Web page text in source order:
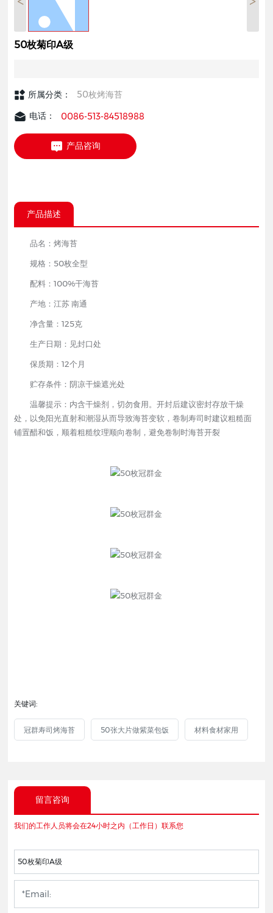
50枚菊印A级
所属分类：
50枚烤海苔
电话：
0086-513-84518988
产品咨询
产品描述
品名：烤海苔
规格：50枚全型
配料：100%干海苔
产地：江苏 南通
净含量：125克
生产日期：见封口处
保质期：12个月
贮存条件：阴凉干燥遮光处
温馨提示：内含干燥剂，切勿食用。开封后建议密封存放干燥
处，以免阳光直射和潮湿从而导致海苔变软，卷制寿司时建议粗糙面
铺置醋和饭，顺着粗糙纹理顺向卷制，避免卷制时海苔开裂
关键词:
冠群寿司烤海苔 50张大片做紫菜包饭 材料食材家用
留言咨询
我们的工作人员将会在24小时之内（工作日）联系您
50枚菊印A级